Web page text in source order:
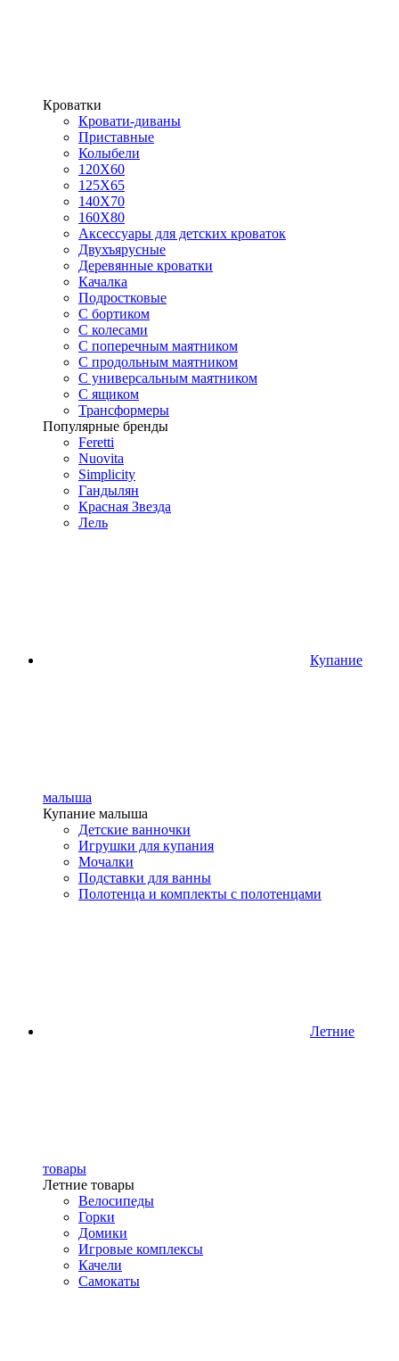
Кроватки
Кровати-диваны
Приставные
Колыбели
120Х60
125X65
140Х70
160Х80
Аксессуары для детских кроваток
Двухъярусные
Деревянные кроватки
Качалка
Подростковые
С бортиком
С колесами
С поперечным маятником
С продольным маятником
С универсальным маятником
С ящиком
Трансформеры
Популярные бренды
Feretti
Nuovita
Simplicity
Гандылян
Красная Звезда
Лель
Купание
малыша
Купание малыша
Детские ванночки
Игрушки для купания
Мочалки
Подставки для ванны
Полотенца и комплекты с полотенцами
Летние
товары
Летние товары
Велосипеды
Горки
Домики
Игровые комплексы
Качели
Самокаты